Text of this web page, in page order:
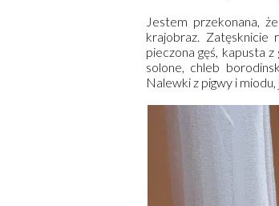
Jestem przekonana,
krajobraz. Zatęsknicie
pieczona gęś, kapusta
solone, chleb
Nalewki z pigwy i